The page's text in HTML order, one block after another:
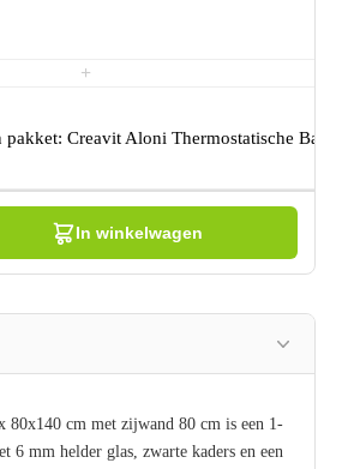
+
pakket: Creavit Aloni Thermostatische Bad/
In winkelwagen
80x140 cm met zijwand 80 cm is een 1-
6 mm helder glas, zwarte kaders en een